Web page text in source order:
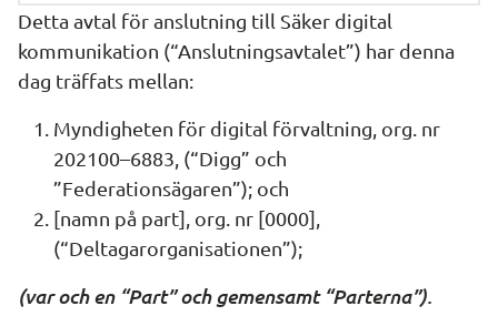
Detta avtal för anslutning till Säker digital
kommunikation (“Anslutningsavtalet”) har denna
dag träffats mellan:
Myndigheten för digital förvaltning, org. nr
202100–6883, (“Digg” och
”Federationsägaren”); och
[namn på part], org. nr [0000],
(“Deltagarorganisationen”);
(var och en “Part” och gemensamt “Parterna”).